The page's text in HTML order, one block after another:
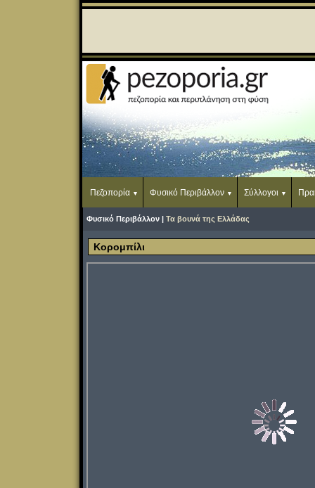
Πεζοπορία Φυσικό Περιβάλλον Σύλλογοι
Φυσικό Περιβάλλον | Τα βουνά της Ελλάδας
Κορομπίλι